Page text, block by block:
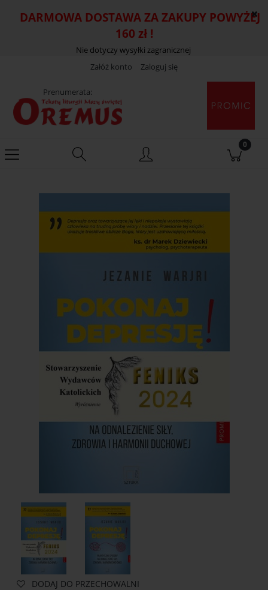
DARMOWA DOSTAWA ZA ZAKUPY POWYŻEJ
160 zł !
Nie dotyczy wysyłki zagranicznej
Załóż konto
Zaloguj się
Prenumerata:
DODAJ DO PRZECHOWALNI